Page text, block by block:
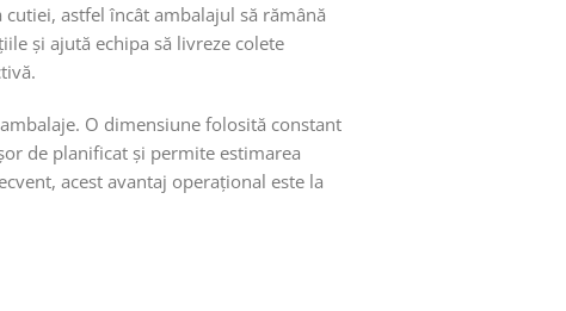
astfel încât ambalajul să rămână
și ajută echipa să livreze colete
O dimensiune folosită constant
de planificat și permite estimarea
acest avantaj operațional este la